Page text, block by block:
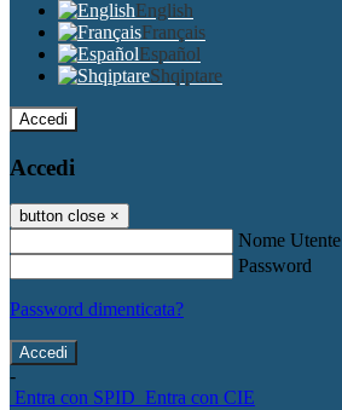
English
Français
Español
Shqiptare
Accedi
Accedi
button close ×
Nome Utente
Password
Password dimenticata?
-
Entra con SPID Entra con CIE